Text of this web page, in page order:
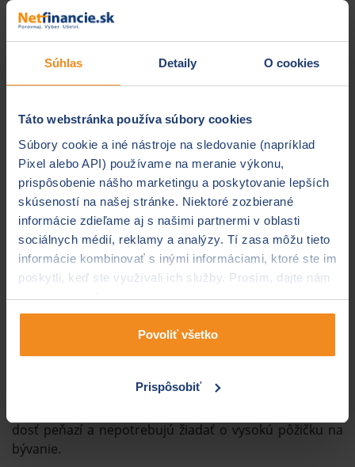
Súhlas Detaily O cookies
Táto webstránka používa súbory cookies
Súbory cookie a iné nástroje na sledovanie (napríklad
Pixel alebo API) používame na meranie výkonu,
prispôsobenie nášho marketingu a poskytovanie lepších
skúseností na našej stránke. Niektoré zozbierané
informácie zdieľame aj s našimi partnermi v oblasti
sociálnych médií, reklamy a analýzy. Tí zasa môžu tieto
informácie kombinovať s inými informáciami, ktoré ste im
poskytli, keď ste využívali ich služby. Prosím, dajte nám
na to svoj súhlas.
Povoliť všetko
Prispôsobiť
papiereza1,27 miliardy eur,
nebol najmenší, dosiahol
neprinesie. Legislatíva ohľadom hypoték je veľmi prísna
a kladie veľký doraz na to, aby pri ich poskytovaní mali
že budú potrebovať vyššie úročenie. V praxi to môže
priniesť ďalšiu vlnu zvyšovania úrokov pri hypotékach.
Kto má výhodu?
Ak zvažujete nákup nehnuteľnosti, pravdepodobne ste
sa po prečítaní prechádzajúcich riadkov nepotešili.
Ceny bytov a domov už pravdepodobne klesať nebudú
a je možné, že opäť začnú rásť. Nutné je však
podotknúť, že následkom zvýšenia cien bytov a domov
sa dopyt ešte zníži.Preto sa očakáva ibamierne
Nemalo by ísť o extrémne rýchle zmeny
cien, akých sme boli svedkami pred pár rokmi. Situácia
faktom však je, že sú stále príliš drahé. Aktuálne sú
dosť peňazí a nepotrebujú žiadať o vysokú pôžičku na
bývanie.